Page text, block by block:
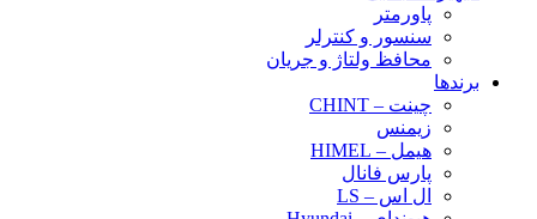
پاورمتر
سنسور و کنترلر
محافظ ولتاژ و‌ جریان
برندها
چینت – CHINT
زیمنس
هیمل – HIMEL
پارس فانال
ال اس – LS